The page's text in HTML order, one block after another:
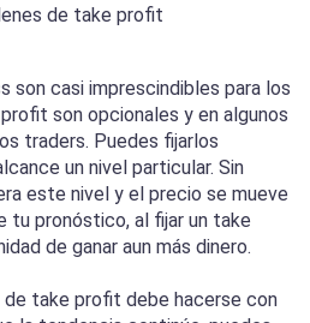
de take profit
son casi imprescindibles para los
son opcionales y en algunos
traders. Puedes fijarlos
un nivel particular. Sin
este nivel y el precio se mueve
tu pronóstico, al fijar un take
de ganar aun más dinero.
de take profit debe hacerse con